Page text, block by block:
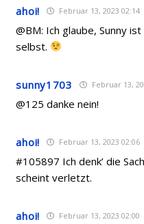
ahoi! Februar 13, 2023 02:14
@BM: Ich glaube, Sunny
selbst.
sunny1703 Februar 13,
@125 danke nein!
ahoi! Februar 13, 2023 02:06
#105897 Ich denk’ die
scheint verletzt.
ahoi! Februar 13, 2023 02:00